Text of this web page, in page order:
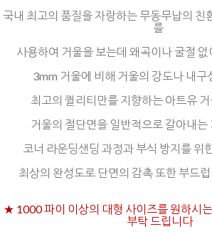
국내 최고의 품질을 자랑하는 무동무납의 친
를
사용하여 거울을 보는데 왜곡이나 굴절
3mm 거울에 비해 거울의 강도나 내구
최고의 퀼리티만를 지향하는 아트유
거울의 절단면을 일반적으로 갈아내는
코너 라운딩샌딩 과정과 부식 방지를 위
최상의 완성도로 단면의 감촉 또한 부드
★ 1000 파이 이상의 대형 사이즈를 원하시
부탁 드립니다